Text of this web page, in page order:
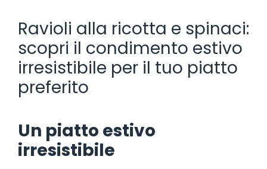
Ravioli alla ricotta e spinaci:
scopri il condimento estivo
irresistibile per il tuo piatto
preferito
Un piatto estivo
irresistibile